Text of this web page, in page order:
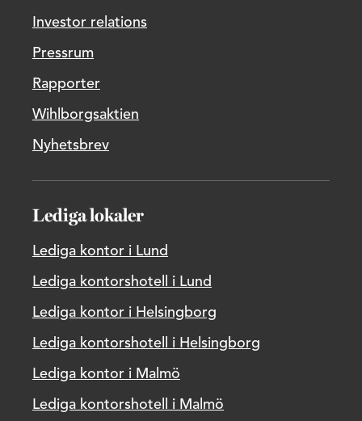
Investor relations
Pressrum
Rapporter
Wihlborgsaktien
Nyhetsbrev
Lediga lokaler
Lediga kontor i Lund
Lediga kontorshotell i Lund
Lediga kontor i Helsingborg
Lediga kontorshotell i Helsingborg
Lediga kontor i Malmö
Lediga kontorshotell i Malmö